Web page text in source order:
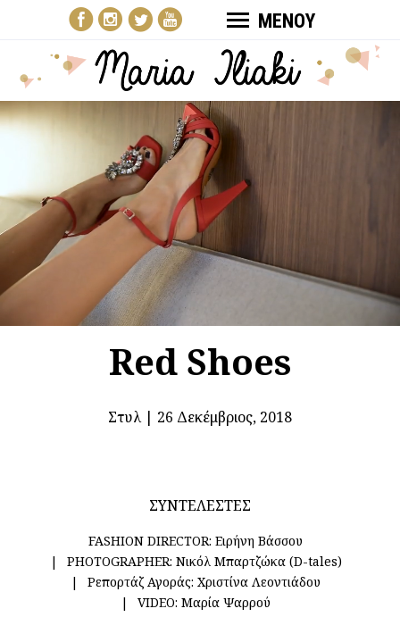
ΜΕΝΟΥ
Red Shoes
Στυλ| 26 Δεκέμβριος, 2018
ΣΥΝΤΕΛΕΣΤΕΣ
FASHION DIRECTOR: Ειρήνη Βάσσου
PHOTOGRAPHER: Νικόλ Μπαρτζώκα (D-tales)
Ρεπορτάζ Αγοράς: Χριστίνα Λεοντιάδου
VIDEO: Μαρία Ψαρρού